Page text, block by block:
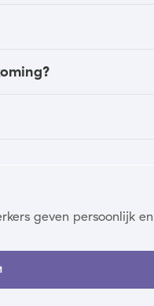
geven persoonlijk